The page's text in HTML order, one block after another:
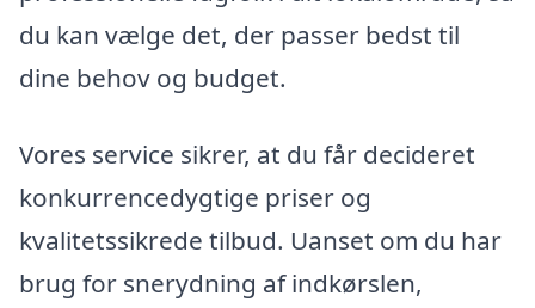
du kan vælge det, der passer bedst til
dine behov og budget.
Vores service sikrer, at du får decideret
konkurrencedygtige priser og
kvalitetssikrede tilbud. Uanset om du har
brug for snerydning af indkørslen,